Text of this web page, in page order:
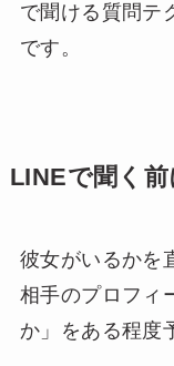
で聞ける質問テ
です。
LINEで聞く
彼女がいるかを
相手のプロフィ
か」をある程度